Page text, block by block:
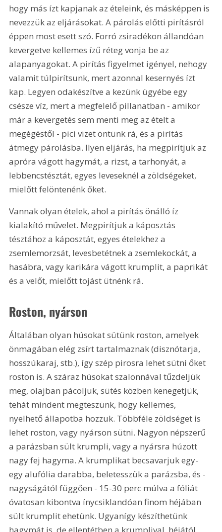
hogy más ízt kapjanak az ételeink, és másképpen is
nevezzük az eljárásokat. A párolás előtti pirításról
éppen most esett szó. Forró zsiradékon állandóan
kevergetve kellemes ízű réteg vonja be az
alapanyagokat. A pirítás figyelmet igényel, nehogy
valamit túlpirítsunk, mert azonnal kesernyés ízt
kap. Legyen odakészítve a kezünk ügyébe egy
csésze víz, mert a megfelelő pillanatban - amikor
már a kevergetés sem menti meg az ételt a
megégéstől - pici vizet öntünk rá, és a pirítás
átmegy párolásba. Ilyen eljárás, ha megpirítjuk az
apróra vágott hagymát, a rizst, a tarhonyát, a
lebbencstésztát, egyes leveseknél a zöldségeket,
mielőtt felöntenénk őket.
Vannak olyan ételek, ahol a pirítás önálló íz
kialakító művelet. Megpirítjuk a káposztás
tésztához a káposztát, egyes ételekhez a
zsemlemorzsát, levesbetétnek a zsemlekockát, a
hasábra, vagy karikára vágott krumplit, a paprikát
és a velőt, mielőtt tojást ütnénk rá.
Roston, nyárson
Általában olyan húsokat sütünk roston, amelyek
önmagában elég zsírt tartalmaznak (disznótarja,
hosszúkaraj, stb.), így szép pirosra lehet sütni őket
roston is. A száraz húsokat szalonnával tűzdeljük
meg, olajban pácoljuk, sütés közben kenegetjük,
tehát mindent megteszünk, hogy kellemes,
nyelhető állapotba hozzuk. Többféle zöldséget is
lehet roston, vagy nyárson sütni. Nagyon népszerű
a parázsban sült krumpli, vagy a nyársra húzott
nagy fej hagyma. A krumplikat becsavarjuk egy-
egy alufólia darabba, beletesszük a parázsba, és -
nagyságától függően - 15-30 perc múlva a fóliát
óvatosan kibontva ínycsiklandóan finom héjában
sült krumplit ehetünk. Ugyanígy készíthetünk